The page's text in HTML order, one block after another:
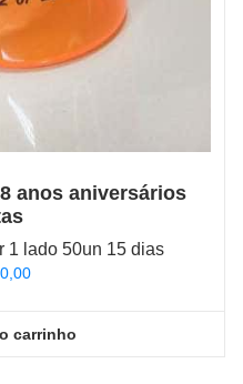
anos aniversários
1 lado 50un 15 dias
carrinho